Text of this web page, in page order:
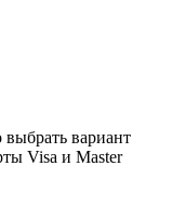
вариант
Visa и Master